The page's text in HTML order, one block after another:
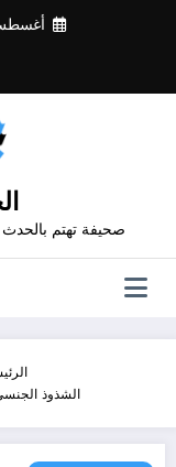
أغسطس 7,
صحيفة تهتم بالحدث
الشذوذ